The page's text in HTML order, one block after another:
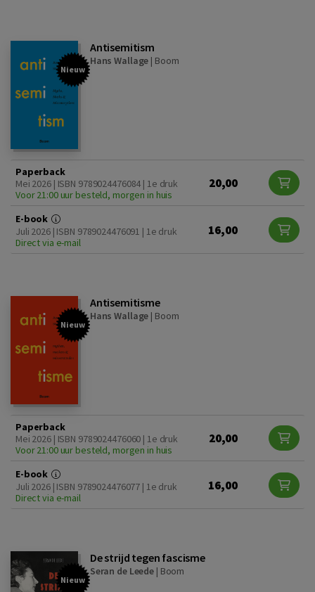
Nieuw
Antisemitism
Hans Wallage | Boom
Paperback
Mei 2026 | ISBN 9789024476084 | 1e druk
Voor 21:00 uur besteld, morgen in huis
20,00
E-book
Juli 2026 | ISBN 9789024476091 | 1e druk
Direct via e-mail
16,00
Nieuw
Antisemitisme
Hans Wallage | Boom
Paperback
Mei 2026 | ISBN 9789024476060 | 1e druk
Voor 21:00 uur besteld, morgen in huis
20,00
E-book
Juli 2026 | ISBN 9789024476077 | 1e druk
Direct via e-mail
16,00
Nieuw
De strijd tegen fascisme
Seran de Leede | Boom